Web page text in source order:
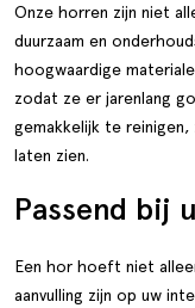
Onze horren zijn niet
duurzaam en
hoogwaardige
zodat ze er jarenlang
gemakkelijk te
laten zien.
Passend bij
Een hor hoeft niet
aanvulling zijn op uw